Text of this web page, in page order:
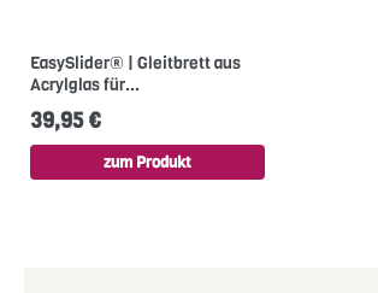
EasySlider® | Gleitbrett aus
Acrylglas für...
39,95 €
zum Produkt